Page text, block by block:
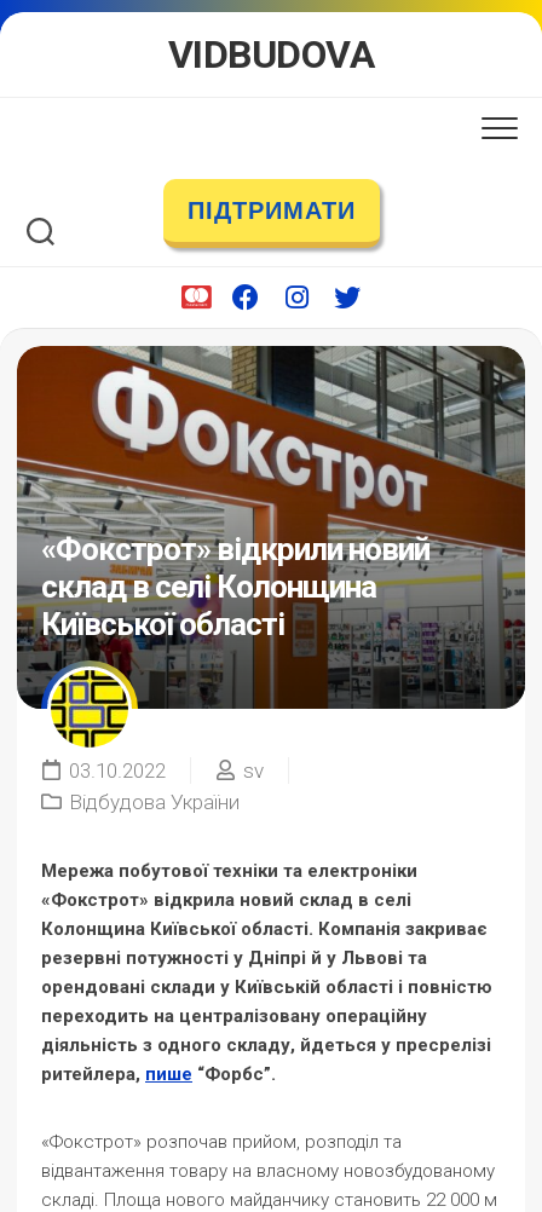
Skip
VIDBUDOVA
ПІДТРИМАТИ
«Фокстрот» відкрили новий
склад в селі Колонщина
Київської області
03.10.2022
sv
Відбудова України
Мережа побутової техніки та електроніки
«Фокстрот» відкрила новий склад в селі
Колонщина Київської області. Компанія закриває
резервні потужності у Дніпрі й у Львові та
орендовані склади у Київській області і повністю
переходить на централізовану операційну
діяльність з одного складу, йдеться у пресрелізі
ритейлера, пише “Форбс”.
«Фокстрот» розпочав прийом, розподіл та
відвантаження товару на власному новозбудованому
складі. Площа нового майданчику становить 22 000 м